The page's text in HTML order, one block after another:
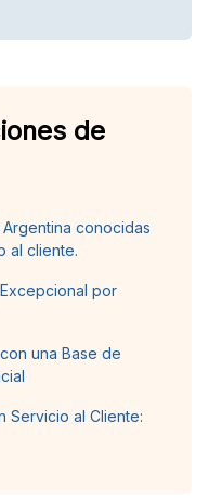
de
conocidas
al cliente.
por
una Base de
Servicio al Cliente: